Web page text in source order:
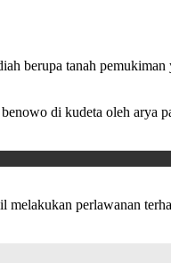
berupa tanah
di kudeta oleh arya
perlawanan